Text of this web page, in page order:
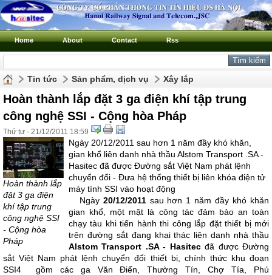
Home About Contact Rss
Tin tức Sản phẩm, dịch vụ Xây lắp
Hoàn thành lắp đặt 3 ga điện khí tập trung
công nghệ SSI - Cộng hòa Pháp
Thứ tư - 21/12/2011 18:59
Hoàn thành lắp
đặt 3 ga điện
khí tập trung
công nghệ SSI
- Cộng hòa
Pháp
Ngày 20/12/2011 sau hơn 1 năm đầy khó khăn,
gian khổ liên danh nhà thầu Alstom Transport .SA -
Hasitec đã được Đường sắt Việt Nam phát lệnh
chuyển đổi - Đưa hệ thống thiết bị liên khóa điện tử
máy tính SSI vào hoạt động
Ngày 20/12/2011sau hơn 1 năm đầy khó khăn
gian khổ, một mặt là công tác đảm bảo an toàn
chạy tàu khi tiến hành thi công lắp đặt thiết bị mới
trên đường sắt đang khai thác liên danh nhà thầu
Alstom Transport .SA - Hasitecđã được Đường
sắt Việt Nam phát lệnh chuyển đổi thiết bị, chính thức khu đoạn
SSI4 gồm các ga Văn Điển, Thường Tín, Chợ Tía, Phú